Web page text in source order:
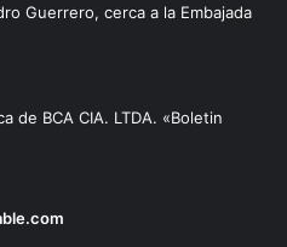
Guerrero, cerca a la Embajada
de BCA CIA. LTDA. «Boletin